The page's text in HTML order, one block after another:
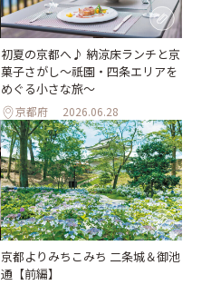
初夏の京都へ♪ 納涼床ランチと京
菓子さがし〜祇園・四条エリアを
めぐる小さな旅〜
京都府 2026.06.28
京都よりみちこみち 二条城＆御池
通【前編】